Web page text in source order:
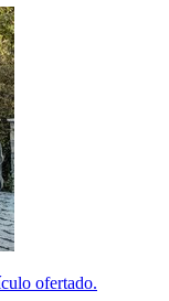
ofertado.